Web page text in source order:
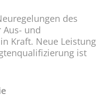
des
Aus- und
Kraft. Neue Leistung
ist